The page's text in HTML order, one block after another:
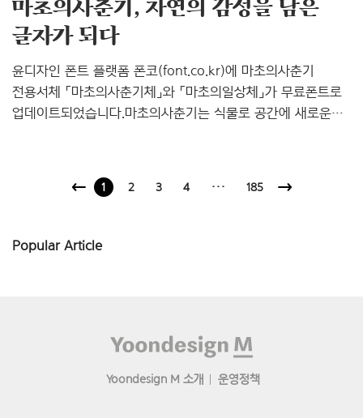
마초의사춘기, 자연의 감성을 담은
글자가 되다
윤디자인 폰트 플랫폼 폰코(font.co.kr)에 마초의사춘기
전용서체 「마초의사춘기체」와 「마초의일상체」가 무료폰트로
업데이트되었습니다.마초의사춘기는 식물로 공간에 새로운
제작했습니다. 「마초의사춘기체」는 리브랜딩된 로고타입의
특징을 바탕으로 유연한 곡선과 비정형적인 형태를 통해
「마초의일상체」는 넉넉한 여백과 부드러운 곡선이 특징인
1 2 3 4 ··· 185
Popular Article
Yoondesign M 소개 운영정책